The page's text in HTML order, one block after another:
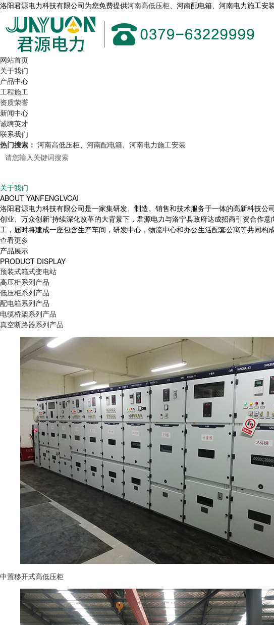
洛阳君源电力科技有限公司为您免费提供河南高低压柜、河南配电箱、河南电力施工安
网站首页
关于我们
产品中心
工程施工
资质荣誉
新闻中心
诚聘英才
联系我们
热门搜索： 河南高低压柜、 河南配电箱、 河南电力施工安装
关于我们
ABOUT YANFENGLVCAI
洛阳君源电力科技有限公司是一家集研发、制造、销售和技术服务于一体的高新科技
创业、万众创新”持续深化改革的大背景下，君源电力与洛宁县政府达成招商引资合作
工，届时将建成一座包含生产车间，研发中心，物流中心和办公生活配套公寓等共同构
查看更多
产品展示
PRODUCT DISPLAY
预装式箱式变电站
高压柜系列产品
低压柜系列产品
配电箱系列产品
电缆桥架系列产品
真空断路器系列产品
中置移开式高低压柜